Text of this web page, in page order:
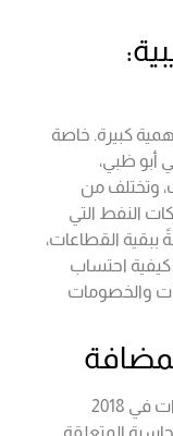
كبيرة. خاصة
أبو ظبي،
وتختلف من
النفط التي
ببقية القطاعات،
كيفية احتساب
والخصومات
أدخلت ضريبة القيمة المضافة في الإمارات في 2018